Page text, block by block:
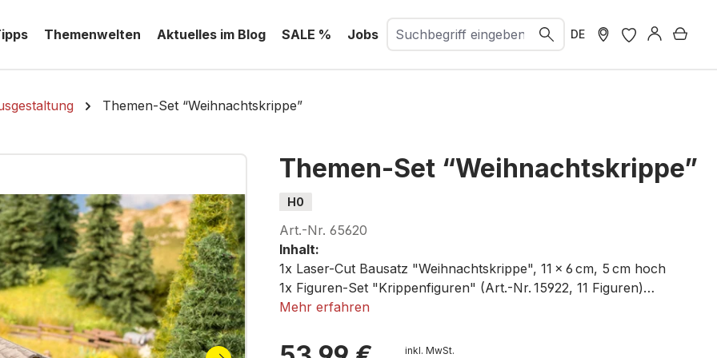
Themenwelten Aktuelles im Blog SALE % Jobs DE
Themen-Set “Weihnachtskrippe”
Themen-Set “Weihnachtskrippe”
H0
Art.-Nr.65620
Inhalt:
1x Laser-Cut Bausatz "Weihnachtskrippe", 11 x 6 cm, 5 cm hoch
1x Figuren-Set "Krippenfiguren" (Art.-Nr. 15922, 11 Figuren)
1X Streumaterial, braun, 42 g (Art.-Nr. 08440)
20x Grasbüschel grün
Mehr erfahren
inkl. MwSt.